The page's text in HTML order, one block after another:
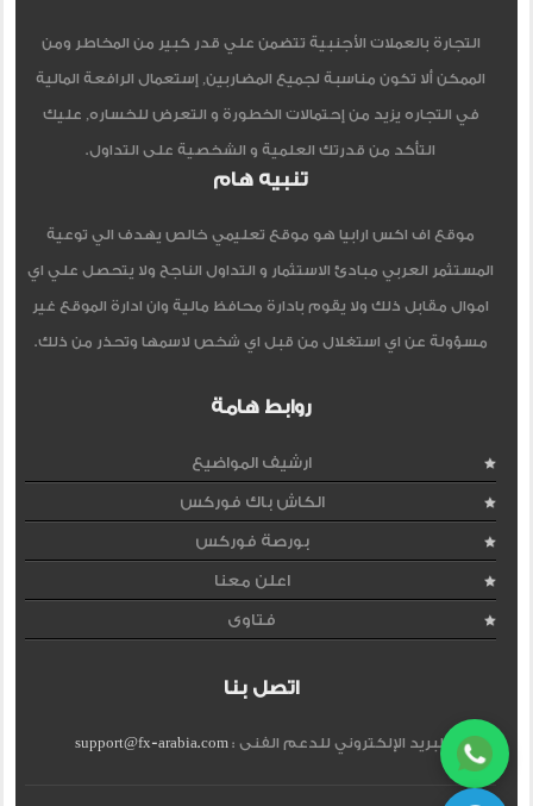
التجارة بالعملات الأجنبية تتضمن علي قدر كبير من المخاطر ومن
الممكن ألا تكون مناسبة لجميع المضاربين, إستعمال الرافعة المالية
في التجاره يزيد من إحتمالات الخطورة و التعرض للخساره, عليك
التأكد من قدرتك العلمية و الشخصية على التداول.
تنبيه هام
موقع اف اكس ارابيا هو موقع تعليمي خالص يهدف الي توعية
المستثمر العربي مبادئ الاستثمار و التداول الناجح ولا يتحصل علي اي
اموال مقابل ذلك ولا يقوم بادارة محافظ مالية وان ادارة الموقع غير
مسؤولة عن اي استغلال من قبل اي شخص لاسمها وتحذر من ذلك.
روابط هامة
ارشيف المواضيع
الكاش باك فوركس
بورصة فوركس
اعلن معنا
فتاوى
اتصل بنا
البريد الإلكتروني للدعم الفنى :support@fx-arabia.com